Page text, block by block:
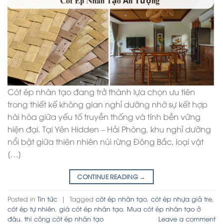
Cót ép nhân tạo đang trở thành lựa chọn ưu tiên
trong thiết kế không gian nghỉ dưỡng nhờ sự kết hợp
hài hòa giữa yếu tố truyền thống và tính bền vững
hiện đại. Tại Yên Hidden – Hải Phòng, khu nghỉ dưỡng
nổi bật giữa thiên nhiên núi rừng Đông Bắc, loại vật
[…]
CONTINUE READING →
Posted in Tin tức | Tagged cót ép nhân tạo, cót ép nhựa giả tre,
cót ép tự nhiên, giá cót ép nhân tạo, Mua cót ép nhân tạo ở
đâu, thi công cót ép nhân tạo Leave a comment